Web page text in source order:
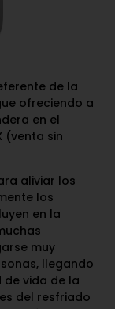
de la
ofreciendo a
en el
(venta sin
aliviar los
los
en la
muy
llegando
vida de la
del resfriado